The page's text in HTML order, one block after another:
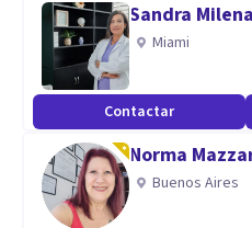
Sandra
Miami
Contactar
Norma
Buenos Aires